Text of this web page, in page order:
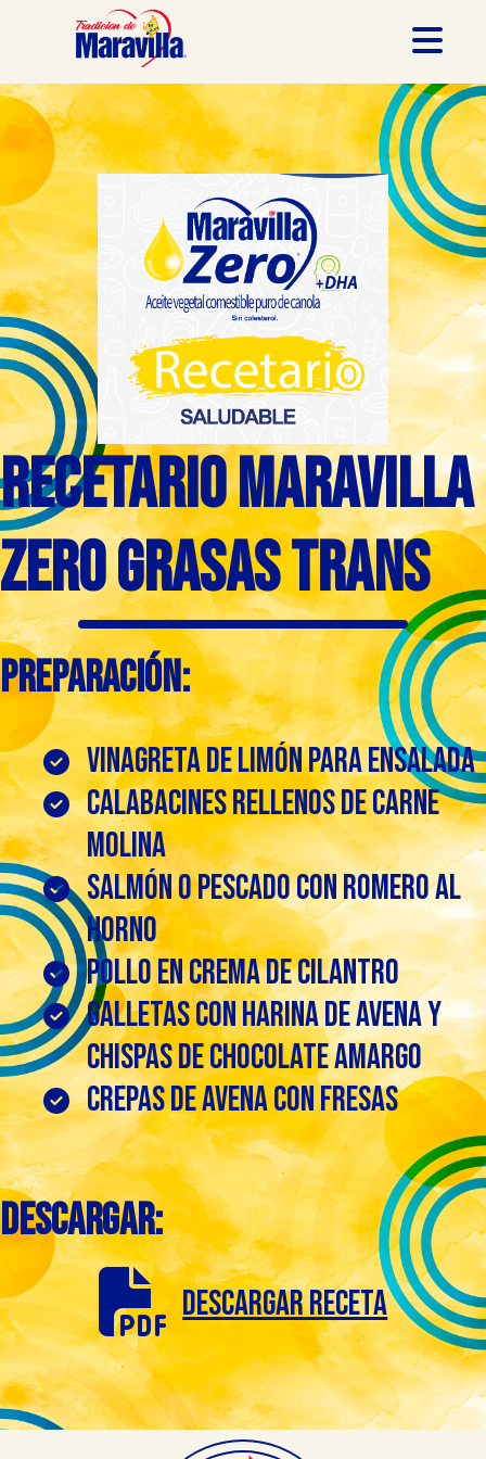
Recetario Maravilla
Zero grasas trans
preparación:
Vinagreta de limón para ensalada
Calabacines rellenos de carne
molina
Salmón o pescado con romero al
horno
Pollo en crema de cilantro
Galletas con harina de avena y
chispas de chocolate amargo
Crepas de avena con fresas
DESCARGAR:
DESCARGAR receta